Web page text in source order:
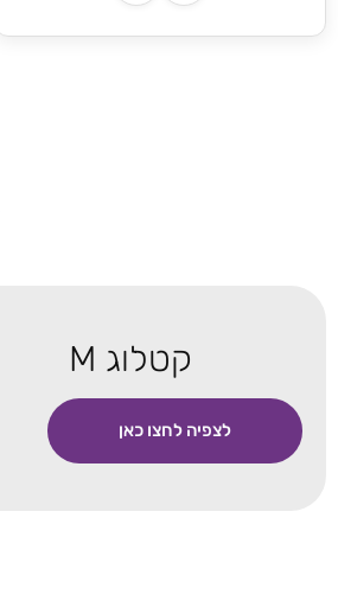
קטלוג M
לצפיה לחצו כאן